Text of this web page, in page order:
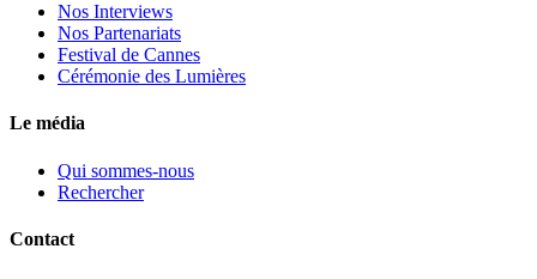
Nos Interviews
Nos Partenariats
Festival de Cannes
Cérémonie des Lumières
Le média
Qui sommes-nous
Rechercher
Contact